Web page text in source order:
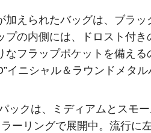
加えられたバッグは、ブラ
の内側には、ドロスト付
なフラップポケットを備え
イニシャル＆ラウンドメタル
ックは、ミディアムとスモ
ーリングで展開中。流行に